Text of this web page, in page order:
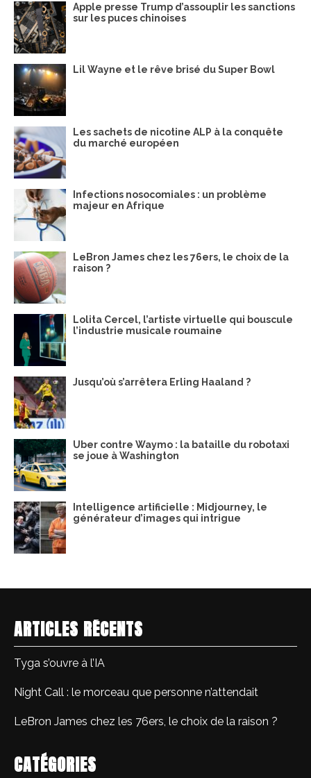
Apple presse Trump d’assouplir les sanctions
sur les puces chinoises
Lil Wayne et le rêve brisé du Super Bowl
Les sachets de nicotine ALP à la conquête
du marché européen
Infections nosocomiales : un problème
majeur en Afrique
LeBron James chez les 76ers, le choix de la
raison ?
Lolita Cercel, l’artiste virtuelle qui bouscule
l’industrie musicale roumaine
Jusqu’où s’arrêtera Erling Haaland ?
Uber contre Waymo : la bataille du robotaxi
se joue à Washington
Intelligence artificielle : Midjourney, le
générateur d’images qui intrigue
ARTICLES RÉCENTS
Tyga s’ouvre à l’IA
Night Call : le morceau que personne n’attendait
LeBron James chez les 76ers, le choix de la raison ?
CATÉGORIES